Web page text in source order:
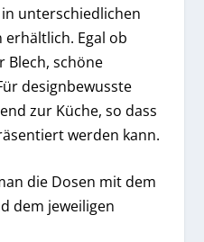
unterschiedlichen
Egal ob
Blech, schöne
designbewusste
zur Küche, so dass
werden kann.
die Dosen mit dem
dem jeweiligen